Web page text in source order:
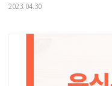
2023.04.30